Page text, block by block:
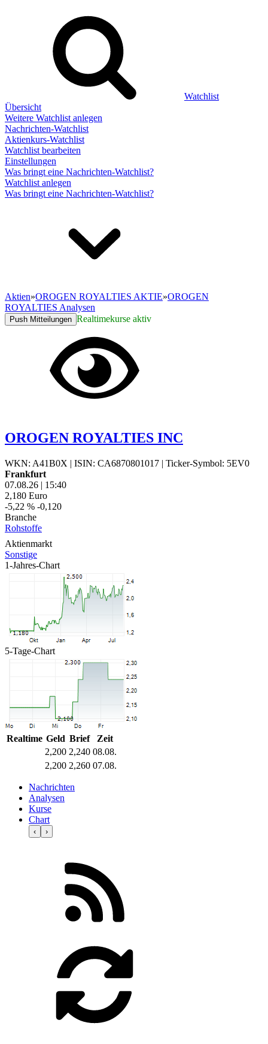
Watchlist
Übersicht
Weitere Watchlist anlegen
Nachrichten-Watchlist
Aktienkurs-Watchlist
Watchlist bearbeiten
Einstellungen
Was bringt eine Nachrichten-Watchlist?
Watchlist anlegen
Was bringt eine Nachrichten-Watchlist?
Aktien»OROGEN ROYALTIES AKTIE»OROGEN
ROYALTIES Analysen
Push Mitteilungen Realtimekurse aktiv
OROGEN ROYALTIES INC
WKN: A41B0X | ISIN: CA6870801017 | Ticker-Symbol: 5EV0
Frankfurt
07.08.26 | 15:40
2,180 Euro
-5,22 % -0,120
Branche
Rohstoffe
Aktienmarkt
Sonstige
1-Jahres-Chart
5-Tage-Chart
Realtime Geld Brief
Zeit
2,200 2,240 08.08.
2,200 2,260 07.08.
Nachrichten
Analysen
Kurse
Chart
‹ ›